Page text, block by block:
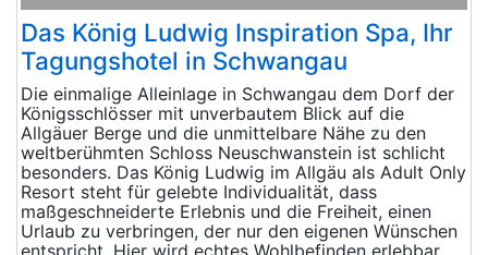
Das König Ludwig Inspiration Spa, Ihr
Tagungshotel in Schwangau
Die einmalige Alleinlage in Schwangau dem Dorf der
Königsschlösser mit unverbautem Blick auf die
Allgäuer Berge und die unmittelbare Nähe zu den
weltberühmten Schloss Neuschwanstein ist schlicht
besonders. Das König Ludwig im Allgäu als Adult Only
Resort steht für gelebte Individualität, dass
maßgeschneiderte Erlebnis und die Freiheit, einen
Urlaub zu verbringen, der nur den eigenen Wünschen